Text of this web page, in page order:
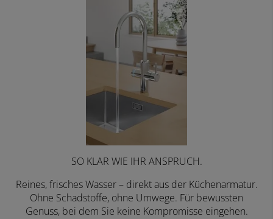
SO KLAR WIE IHR ANSPRUCH.
Reines, frisches Wasser – direkt aus der Küchenarmatur.
Ohne Schadstoffe, ohne Umwege. Für bewussten
Genuss, bei dem Sie keine Kompromisse eingehen.